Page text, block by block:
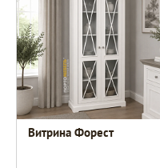
Витрина Форест